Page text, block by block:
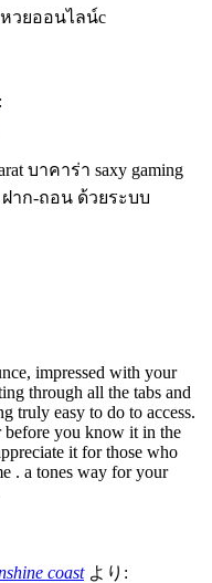
วยออนไลน์c
บาคาร่า saxy gaming
าก-ถอน ด้วยระบบ
impressed with your
through all the tabs and
truly easy to do to access.
you know it in the
it for those who
. a tones way for your
coast より: